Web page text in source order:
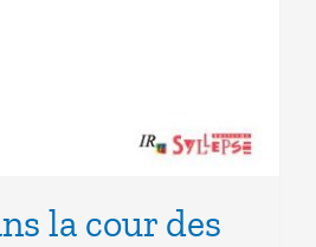
la cour des